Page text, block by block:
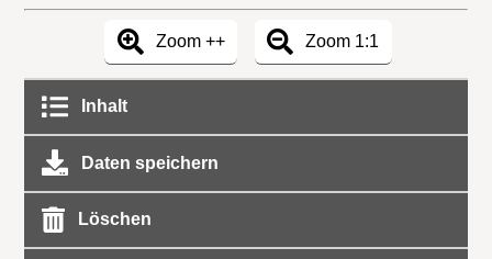
Zoom ++ Zoom 1:1
Inhalt
Daten speichern
Löschen